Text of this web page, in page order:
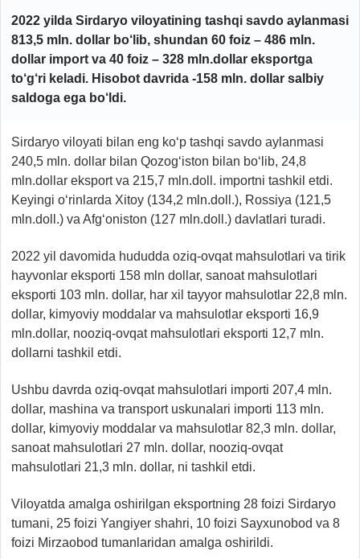
2022 yilda Sirdaryo viloyatining tashqi savdo aylanmasi
813,5 mln. dollar bo‘lib, shundan 60 foiz – 486 mln.
dollar import va 40 foiz – 328 mln.dollar eksportga
to‘g‘ri keladi. Hisobot davrida -158 mln. dollar salbiy
saldoga ega bo‘ldi.
Sirdaryo viloyati bilan eng ko‘p tashqi savdo aylanmasi
240,5 mln. dollar bilan Qozog‘iston bilan bo‘lib, 24,8
mln.dollar eksport va 215,7 mln.doll. importni tashkil etdi.
Keyingi o‘rinlarda Xitoy (134,2 mln.doll.), Rossiya (121,5
mln.doll.) va Afg‘oniston (127 mln.doll.) davlatlari turadi.
2022 yil davomida hududda oziq-ovqat mahsulotlari va tirik
hayvonlar eksporti 158 mln dollar, sanoat mahsulotlari
eksporti 103 mln. dollar, har xil tayyor mahsulotlar 22,8 mln.
dollar, kimyoviy moddalar va mahsulotlar eksporti 16,9
mln.dollar, nooziq-ovqat mahsulotlari eksporti 12,7 mln.
dollarni tashkil etdi.
Ushbu davrda oziq-ovqat mahsulotlari importi 207,4 mln.
dollar, mashina va transport uskunalari importi 113 mln.
dollar, kimyoviy moddalar va mahsulotlar 82,3 mln. dollar,
sanoat mahsulotlari 27 mln. dollar, nooziq-ovqat
mahsulotlari 21,3 mln. dollar, ni tashkil etdi.
Viloyatda amalga oshirilgan eksportning 28 foizi Sirdaryo
tumani, 25 foizi Yangiyer shahri, 10 foizi Sayxunobod va 8
foizi Mirzaobod tumanlaridan amalga oshirildi.